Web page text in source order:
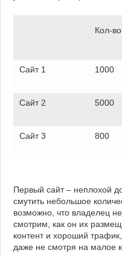
Кол-
Сайт 1 1000
Сайт 2 5000
Сайт 3 800
Первый сайт – неплохой
смутить небольшое
возможно, что владелец
смотрим, как он их
контент и хороший
даже не смотря на малое